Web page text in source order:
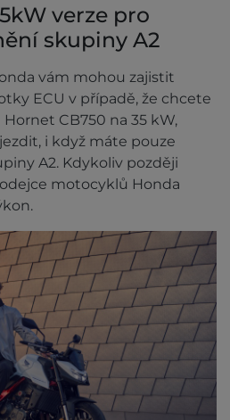
verze pro
skupiny A2
vám mohou zajistit
ECU v případě, že chcete
CB750 na 35 kW,
i když máte pouze
A2. Kdykoliv později
motocyklů Honda